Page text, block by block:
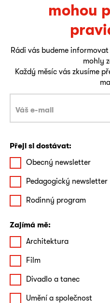
mohou
Rádi vás budeme
mohly
Každý měsíc vás zkusíme
Přeji si dostávat:
Obecný newsletter
Pedagogický newsletter
Rodinný program
Zajímá mě:
Architektura
Film
Divadlo a tanec
Umění a společnost